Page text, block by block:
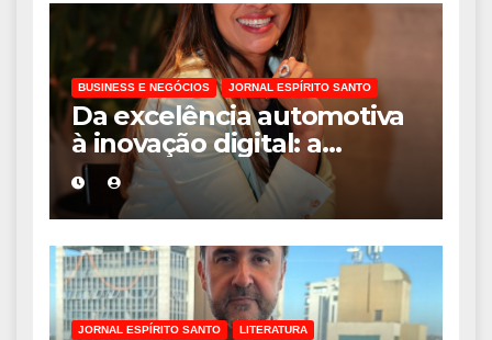
BUSINESS E NEGÓCIOS JORNAL ESPÍRITO SANTO
Da excelência automotiva
à inovação digital: a
trajetória internacional da
empresária Adriene Silva
JORNAL ESPÍRITO SANTO LITERATURA